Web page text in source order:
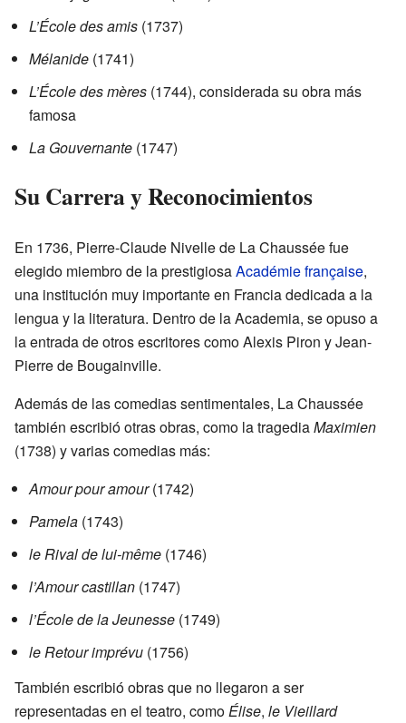
L’École des amis (1737)
Mélanide (1741)
L’École des mères (1744), considerada su obra más
famosa
La Gouvernante (1747)
Su Carrera y Reconocimientos
En 1736, Pierre-Claude Nivelle de La Chaussée fue
elegido miembro de la prestigiosaAcadémie française,
una institución muy importante en Francia dedicada a la
lengua y la literatura. Dentro de la Academia, se opuso a
la entrada de otros escritores como Alexis Piron y Jean-
Pierre de Bougainville.
Además de las comedias sentimentales, La Chaussée
también escribió otras obras, como la tragediaMaximien
(1738) y varias comedias más:
Amour pour amour(1742)
Pamela (1743)
le Rival de lui-même (1746)
l’Amour castillan (1747)
l’École de la Jeunesse (1749)
le Retour imprévu (1756)
También escribió obras que no llegaron a ser
representadas en el teatro, comoÉlise, le Vieillard